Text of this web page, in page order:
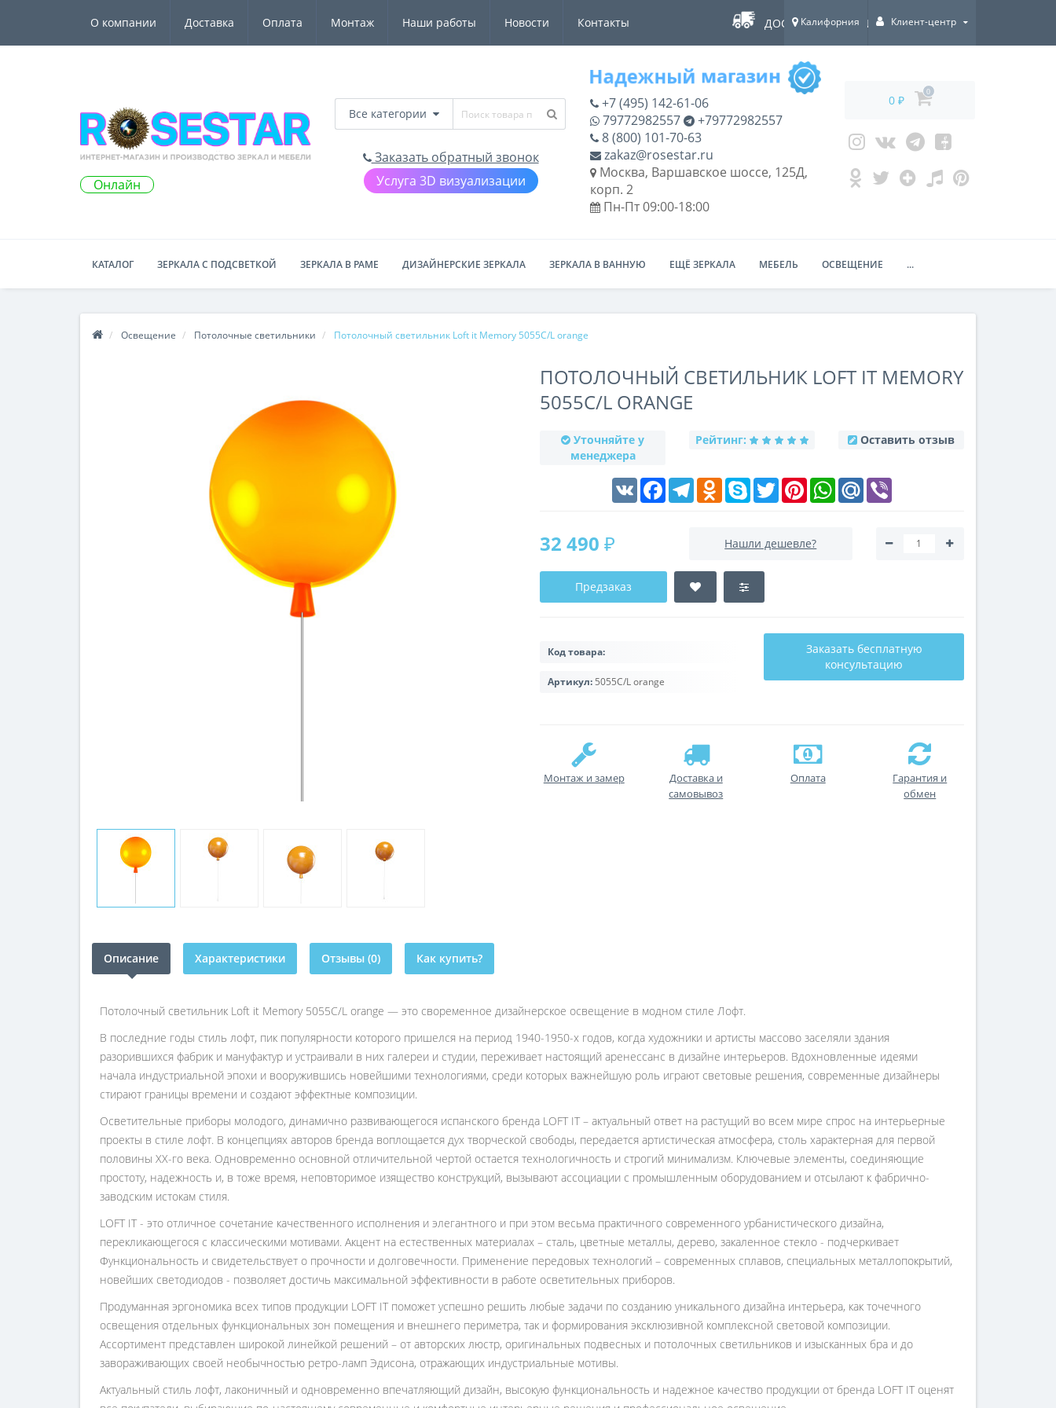
О компании Доставка Оплата Монтаж Наши работы Новости Контакты ДОСТАВКА ПО ВСЕЙ РОССИИ!
Калифорния Клиент-центр
Онлайн
Все категории
Заказать обратный звонок
Услуга 3D визуализации
+7 (495) 142-61-06
79772982557
+79772982557
8 (800) 101-70-63
zakaz@rosestar.ru
Москва, Варшавское шоссе, 125Д,
корп. 2
Пн-Пт 09:00-18:00
0 ₽
0
КАТАЛОГ ЗЕРКАЛА С ПОДСВЕТКОЙ ЗЕРКАЛА В РАМЕ ДИЗАЙНЕРСКИЕ ЗЕРКАЛА ЗЕРКАЛА В ВАННУЮ ЕЩЁ ЗЕРКАЛА МЕБЕЛЬ ОСВЕЩЕНИЕ ...
Освещение Потолочные светильники Потолочный светильник Loft it Memory 5055C/L orange
ПОТОЛОЧНЫЙ СВЕТИЛЬНИК LOFT IT MEMORY
5055C/L ORANGE
Уточняйте у
менеджера
Рейтинг: Оставить отзыв
VK FacebookTelegramOdnoklassniki
Skype Twitter PinterestWhatsAppMail.Ru
32 490 ₽ Нашли дешевле?
Предзаказ
Код товара:
Артикул: 5055C/L orange
Заказать бесплатную
консультацию
Монтаж и замер
Доставка и
самовывоз
Оплата
Гарантия и
обмен
Описание Характеристики Отзывы (0) Как купить?
Потолочный светильник Loft it Memory 5055C/L orange — это своременное дизайнерское освещение в модном стиле Лофт.
В последние годы стиль лофт, пик популярности которого пришелся на период 1940-1950-х годов, когда художники и артисты массово заселяли здания
разорившихся фабрик и мануфактур и устраивали в них галереи и студии, переживает настоящий aренессанс в дизайне интерьеров. Вдохновленные идеями
начала индустриальной эпохи и вооружившись новейшими технологиями, среди которых важнейшую роль играют световые решения, современные дизайнеры
стирают границы времени и создают эффектные композиции.
Осветительные приборы молодого, динамично развивающегося испанского бренда LOFT IT – актуальный ответ на растущий во всем мире спрос на интерьерные
проекты в стиле лофт. В концепциях авторов бренда воплощается дух творческой свободы, передается артистическая атмосфера, столь характерная для первой
половины ХХ-го века. Одновременно основной отличительной чертой остается технологичность и строгий минимализм. Ключевые элементы, соединяющие
простоту, надежность и, в тоже время, неповторимое изящество конструкций, вызывают ассоциации с промышленным оборудованием и отсылают к фабрично-
заводским истокам стиля.
LOFT IT - это отличное сочетание качественного исполнения и элегантного и при этом весьма практичного современного урбанистического дизайна,
перекликающегося с классическими мотивами. Акцент на естественных материалах – сталь, цветные металлы, дерево, закаленное стекло - подчеркивает
Функциональность и свидетельствует о прочности и долговечности. Применение передовых технологий – современных сплавов, специальных металлопокрытий,
новейших светодиодов - позволяет достичь максимальной эффективности в работе осветительных приборов.
Продуманная эргономика всех типов продукции LOFT IT поможет успешно решить любые задачи по созданию уникального дизайна интерьера, как точечного
освещения отдельных функциональных зон помещения и внешнего периметра, так и формирования эксклюзивной комплексной световой композиции.
Ассортимент представлен широкой линейкой решений – от авторских люстр, оригинальных подвесных и потолочных светильников и изысканных бра и до
завораживающих своей необычностью ретро-ламп Эдисона, отражающих индустриальные мотивы.
Актуальный стиль лофт, лаконичный и одновременно впечатляющий дизайн, высокую функциональность и надежное качество продукции от бренда LOFT IT оценят